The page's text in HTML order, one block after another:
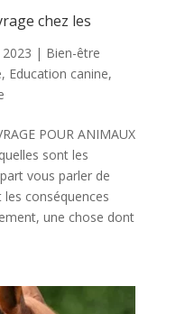
chez les
| Bien-être
, Education canine,
POUR ANIMAUX
sont les
vous parler de
les conséquences
une chose dont